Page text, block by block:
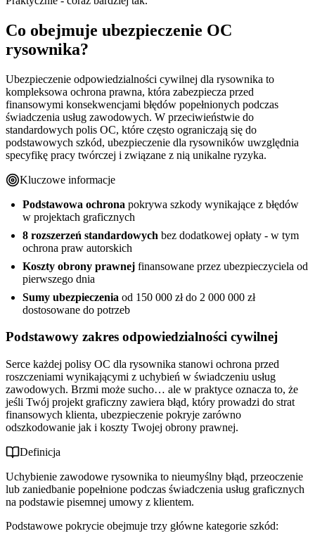
Co obejmuje ubezpieczenie OC
rysownika?
Ubezpieczenie odpowiedzialności cywilnej dla rysownika to
kompleksowa ochrona prawna, która zabezpiecza przed
finansowymi konsekwencjami błędów popełnionych podczas
świadczenia usług zawodowych. W przeciwieństwie do
standardowych polis OC, które często ograniczają się do
podstawowych szkód, ubezpieczenie dla rysowników uwzględnia
specyfikę pracy twórczej i związane z nią unikalne ryzyka.
Kluczowe informacje
Podstawowa ochrona pokrywa szkody wynikające z błędów
w projektach graficznych
8 rozszerzeń standardowych bez dodatkowej opłaty - w tym
ochrona praw autorskich
Koszty obrony prawnej finansowane przez ubezpieczyciela od
pierwszego dnia
Sumy ubezpieczenia od 150 000 zł do 2 000 000 zł
dostosowane do potrzeb
Podstawowy zakres odpowiedzialności cywilnej
Serce każdej polisy OC dla rysownika stanowi ochrona przed
roszczeniami wynikającymi z uchybień w świadczeniu usług
zawodowych. Brzmi może sucho… ale w praktyce oznacza to, że
jeśli Twój projekt graficzny zawiera błąd, który prowadzi do strat
finansowych klienta, ubezpieczenie pokryje zarówno
odszkodowanie jak i koszty Twojej obrony prawnej.
Definicja
Uchybienie zawodowe rysownika to nieumyślny błąd, przeoczenie
lub zaniedbanie popełnione podczas świadczenia usług graficznych
na podstawie pisemnej umowy z klientem.
Podstawowe pokrycie obejmuje trzy główne kategorie szkód: